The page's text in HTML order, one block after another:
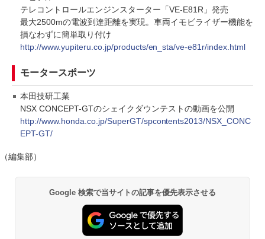
テレコントロールエンジンスターター「VE-E81R」発売
最大2500mの電波到達距離を実現。車両イモビライザー機能を
損なわずに簡単取り付け
http://www.yupiteru.co.jp/products/en_sta/ve-e81r/index.html
モータースポーツ
本田技研工業
NSX CONCEPT-GTのシェイクダウンテストの動画を公開
http://www.honda.co.jp/SuperGT/spcontents2013/NSX_CONC
EPT-GT/
（編集部）
Google 検索で当サイトの記事を優先表示させる